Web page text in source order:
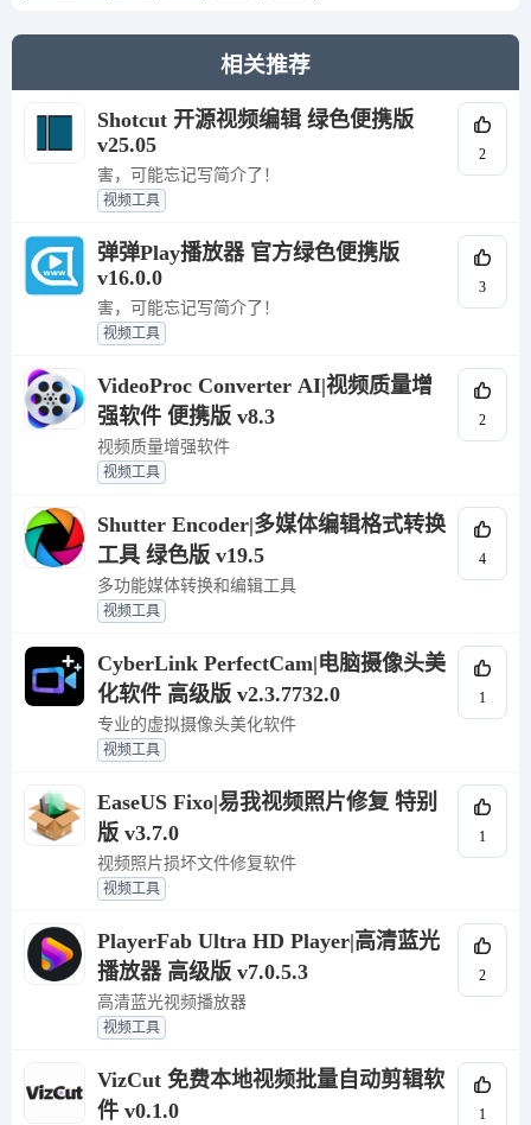
相关推荐
Shotcut 开源视频编辑 绿色便携版
v25.05
害，可能忘记写简介了！
视频工具
2
弹弹Play播放器 官方绿色便携版
v16.0.0
害，可能忘记写简介了！
视频工具
3
VideoProc Converter AI|视频质量增
强软件 便携版 v8.3
视频质量增强软件
视频工具
2
Shutter Encoder|多媒体编辑格式转换
工具 绿色版 v19.5
多功能媒体转换和编辑工具
视频工具
4
CyberLink PerfectCam|电脑摄像头美
化软件 高级版 v2.3.7732.0
专业的虚拟摄像头美化软件
视频工具
1
EaseUS Fixo|易我视频照片修复 特别
版 v3.7.0
视频照片损坏文件修复软件
视频工具
1
PlayerFab Ultra HD Player|高清蓝光
播放器 高级版 v7.0.5.3
高清蓝光视频播放器
视频工具
2
VizCut 免费本地视频批量自动剪辑软
件 v0.1.0
1